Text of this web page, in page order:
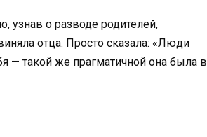
узнав о разводе родителей,
отца. Просто сказала: «Люди
— такой же прагматичной она была в